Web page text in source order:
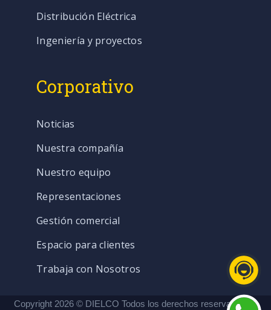
Distribución Eléctrica
Ingeniería y proyectos
Corporativo
Noticias
Nuestra compañía
Nuestro equipo
Representaciones
Gestión comercial
Espacio para clientes
Trabaja con Nosotros
Copyright 2026 © DIELCO Todos los derechos reservados. |